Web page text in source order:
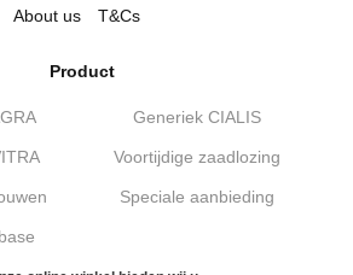
About us T&Cs
Product
Generiek CIALIS
Voortijdige zaadlozing
Speciale aanbieding